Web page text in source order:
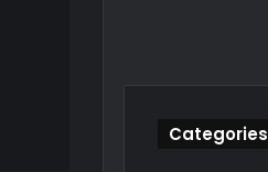
Categories